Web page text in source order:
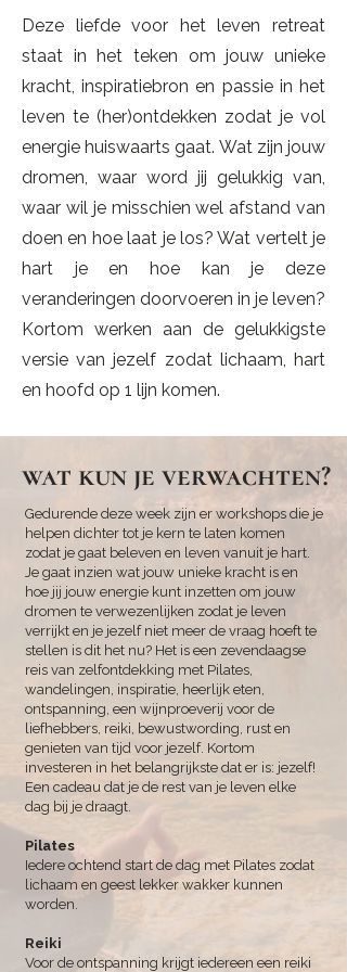
Deze liefde voor het leven retreat
staat in het teken om jouw unieke
kracht, inspiratiebron en passie in het
leven te (her)ontdekken zodat je vol
energie huiswaarts gaat. Wat zijn jouw
dromen, waar word jij gelukkig van,
waar wil je misschien wel afstand van
doen en hoe laat je los? Wat vertelt je
hart je en hoe kan je deze
veranderingen doorvoeren in je leven?
Kortom werken aan de gelukkigste
versie van jezelf zodat lichaam, hart
en hoofd op 1 lijn komen.
wat kun je verwachten?
Gedurende deze week zijn er workshops die je
helpen dichter tot je kern te laten komen
zodat je gaat beleven en leven vanuit je hart.
Je gaat inzien wat jouw unieke kracht is en
hoe jij jouw energie kunt inzetten om jouw
dromen te verwezenlijken zodat je leven
verrijkt en je jezelf niet meer de vraag hoeft te
stellen is dit het nu? Het is een zevendaagse
reis van zelfontdekking met Pilates,
wandelingen, inspiratie, heerlijk eten,
ontspanning, een wijnproeverij voor de
liefhebbers, reiki, bewustwording, rust en
genieten van tijd voor jezelf. Kortom
investeren in het belangrijkste dat er is: jezelf!
Een cadeau dat je de rest van je leven elke
dag bij je draagt.
Pilates
Iedere ochtend start de dag met Pilates zodat
lichaam en geest lekker wakker kunnen
worden.
Reiki
Voor de ontspanning krijgt iedereen een reiki